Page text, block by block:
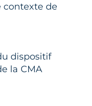
contexte de
dispositif
la CMA